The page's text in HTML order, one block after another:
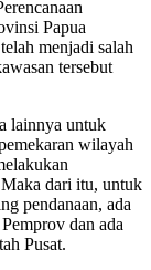
Papua
menjadi salah
tersebut
lainnya untuk
wilayah
dari itu, untuk
pendanaan, ada
dan ada
Pusat.